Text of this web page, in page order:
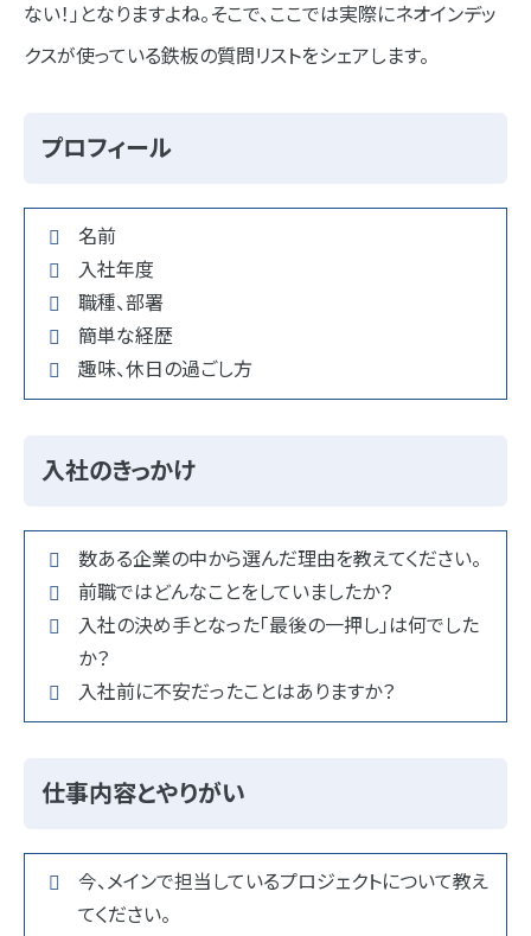
ない！」となりますよね。そこで、ここでは実際にネオインデッ
クスが使っている鉄板の質問リストをシェアします。
プロフィール
名前
入社年度
職種、部署
簡単な経歴
趣味、休日の過ごし方
入社のきっかけ
数ある企業の中から選んだ理由を教えてください。
前職ではどんなことをしていましたか？
入社の決め手となった「最後の一押し」は何でした
か？
入社前に不安だったことはありますか？
仕事内容とやりがい
今、メインで担当しているプロジェクトについて教え
てください。